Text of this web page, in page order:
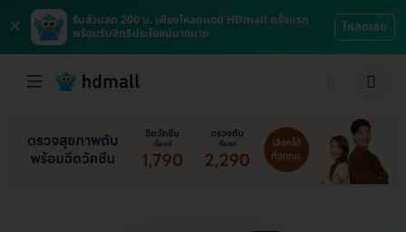
×
รับส่วนลด 200 บ. เพียงโหลดแอป HDmall ครั้งแรก
พร้อมรับสิทธิประโยชน์มากมาย
โหลดเลย